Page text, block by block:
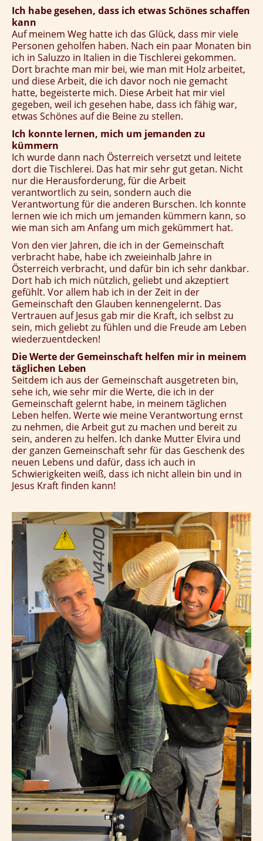
Ich habe gesehen, dass ich etwas Schönes schaffen
kann
Auf meinem Weg hatte ich das Glück, dass mir viele
Personen geholfen haben. Nach ein paar Monaten bin
ich in Saluzzo in Italien in die Tischlerei gekommen.
Dort brachte man mir bei, wie man mit Holz arbeitet,
und diese Arbeit, die ich davor noch nie gemacht
hatte, begeisterte mich. Diese Arbeit hat mir viel
gegeben, weil ich gesehen habe, dass ich fähig war,
etwas Schönes auf die Beine zu stellen.
Ich konnte lernen, mich um jemanden zu
kümmern
Ich wurde dann nach Österreich versetzt und leitete
dort die Tischlerei. Das hat mir sehr gut getan. Nicht
nur die Herausforderung, für die Arbeit
verantwortlich zu sein, sondern auch die
Verantwortung für die anderen Burschen. Ich konnte
lernen wie ich mich um jemanden kümmern kann, so
wie man sich am Anfang um mich gekümmert hat.
Von den vier Jahren, die ich in der Gemeinschaft
verbracht habe, habe ich zweieinhalb Jahre in
Österreich verbracht, und dafür bin ich sehr dankbar.
Dort hab ich mich nützlich, geliebt und akzeptiert
gefühlt. Vor allem hab ich in der Zeit in der
Gemeinschaft den Glauben kennengelernt. Das
Vertrauen auf Jesus gab mir die Kraft, ich selbst zu
sein, mich geliebt zu fühlen und die Freude am Leben
wiederzuentdecken!
Die Werte der Gemeinschaft helfen mir in meinem
täglichen Leben
Seitdem ich aus der Gemeinschaft ausgetreten bin,
sehe ich, wie sehr mir die Werte, die ich in der
Gemeinschaft gelernt habe, in meinem täglichen
Leben helfen. Werte wie meine Verantwortung ernst
zu nehmen, die Arbeit gut zu machen und bereit zu
sein, anderen zu helfen. Ich danke Mutter Elvira und
der ganzen Gemeinschaft sehr für das Geschenk des
neuen Lebens und dafür, dass ich auch in
Schwierigkeiten weiß, dass ich nicht allein bin und in
Jesus Kraft finden kann!